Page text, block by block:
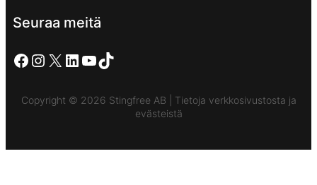
Seuraa meitä
Facebook
Instagram
X LinkedIn
YouTube
TikTok
Copyright © 2026 Stingfree AB | Tietoja verkkosivustosta ja
evästeistä